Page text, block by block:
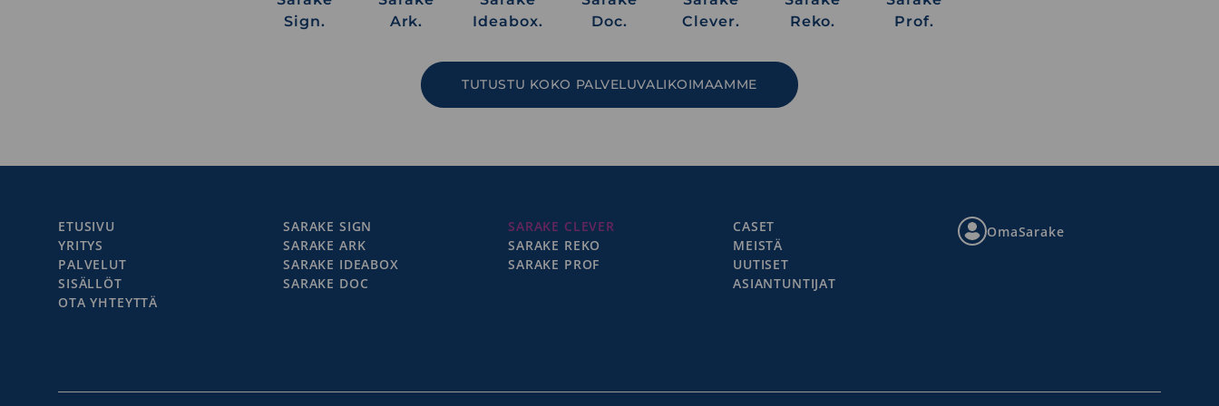
Sign.
Ark.
Ideabox.
Doc.
Clever.
Reko.
Prof.
TUTUSTU KOKO PALVELUVALIKOIMAAMME
ETUSIVU
YRITYS
PALVELUT
SISÄLLÖT
OTA YHTEYTTÄ
SARAKE SIGN
SARAKE ARK
SARAKE IDEABOX
SARAKE DOC
SARAKE CLEVER
SARAKE REKO
SARAKE PROF
CASET
MEISTÄ
UUTISET
ASIANTUNTIJAT
OmaSarake